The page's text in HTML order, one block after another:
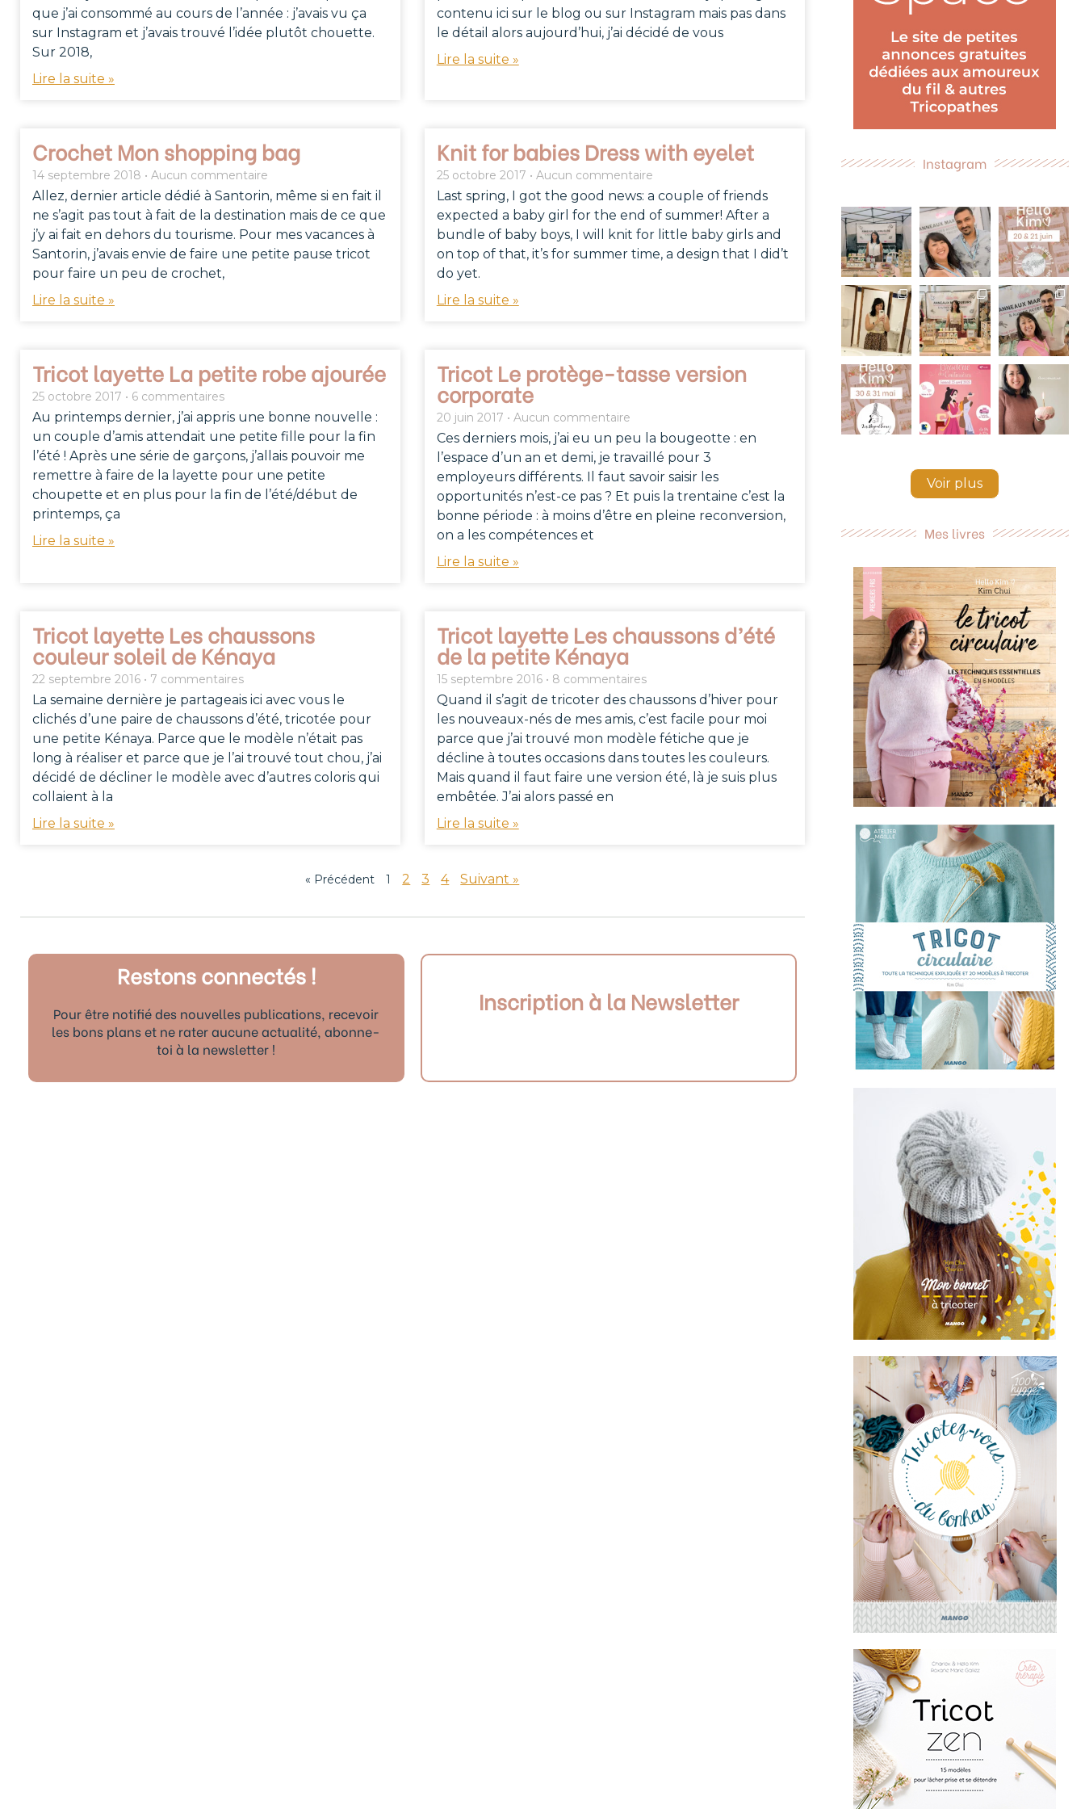
que j’ai consommé au cours de l’année : j’avais vu ça
sur Instagram et j’avais trouvé l’idée plutôt chouette.
Sur 2018,
Lire la suite »
contenu ici sur le blog ou sur Instagram mais pas dans
le détail alors aujourd’hui, j’ai décidé de vous
Lire la suite »
Crochet Mon shopping bag
14 septembre 2018 Aucun commentaire
Allez, dernier article dédié à Santorin, même si en fait il
ne s’agit pas tout à fait de la destination mais de ce que
j’y ai fait en dehors du tourisme. Pour mes vacances à
Santorin, j’avais envie de faire une petite pause tricot
pour faire un peu de crochet,
Lire la suite »
Knit for babies Dress with eyelet
25 octobre 2017 Aucun commentaire
Last spring, I got the good news: a couple of friends
expected a baby girl for the end of summer! After a
bundle of baby boys, I will knit for little baby girls and
on top of that, it’s for summer time, a design that I did’t
do yet.
Lire la suite »
Tricot layette La petite robe ajourée
25 octobre 2017 6 commentaires
Au printemps dernier, j’ai appris une bonne nouvelle :
un couple d’amis attendait une petite fille pour la fin
l’été ! Après une série de garçons, j’allais pouvoir me
remettre à faire de la layette pour une petite
choupette et en plus pour la fin de l’été/début de
printemps, ça
Lire la suite »
Tricot Le protège-tasse version
corporate
20 juin 2017 Aucun commentaire
Ces derniers mois, j’ai eu un peu la bougeotte : en
l’espace d’un an et demi, je travaillé pour 3
employeurs différents. Il faut savoir saisir les
opportunités n’est-ce pas ? Et puis la trentaine c’est la
bonne période : à moins d’être en pleine reconversion,
on a les compétences et
Lire la suite »
Tricot layette Les chaussons
couleur soleil de Kénaya
22 septembre 2016 7 commentaires
La semaine dernière je partageais ici avec vous le
clichés d’une paire de chaussons d’été, tricotée pour
une petite Kénaya. Parce que le modèle n’était pas
long à réaliser et parce que je l’ai trouvé tout chou, j’ai
décidé de décliner le modèle avec d’autres coloris qui
collaient à la
Lire la suite »
Tricot layette Les chaussons d’été
de la petite Kénaya
15 septembre 2016 8 commentaires
Quand il s’agit de tricoter des chaussons d’hiver pour
les nouveaux-nés de mes amis, c’est facile pour moi
parce que j’ai trouvé mon modèle fétiche que je
décline à toutes occasions dans toutes les couleurs.
Mais quand il faut faire une version été, là je suis plus
embêtée. J’ai alors passé en
Lire la suite »
« Précédent 1 2 3 4 Suivant »
Restons connectés !
Pour être notifié des nouvelles publications, recevoir
les bons plans et ne rater aucune actualité, abonne-
toi à la newsletter !
Inscription à la Newsletter
Instagram
Voir plus
Mes livres